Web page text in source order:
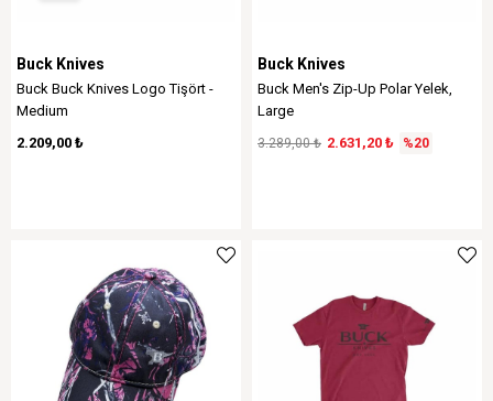
Buck Knives
Buck Buck Knives Logo Tişört -
Medium
2.209,00 ₺
Buck Knives
Buck Men's Zip-Up Polar Yelek,
Large
2.631,20 ₺
3.289,00 ₺ %20